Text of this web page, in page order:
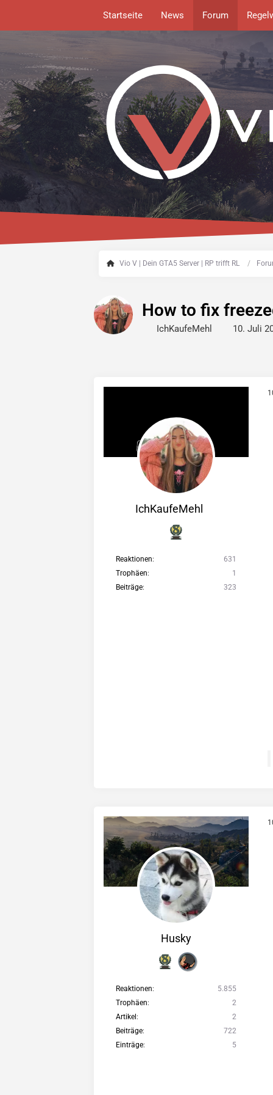
Startseite News Forum
Vio V | Dein GTA5 Server | RP trifft RL
How to fix
IchKaufeMehl 10. Juli
IchKaufeMehl
Reaktionen
631
Trophäen
1
Beiträge
323
Husky
Reaktionen
5.855
Trophäen
2
Artikel
2
Beiträge
722
Einträge
5